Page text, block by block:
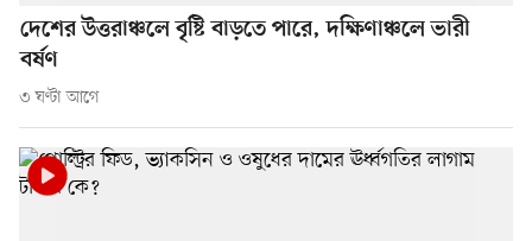
দেশের উত্তরাঞ্চলে বৃষ্টি বাড়তে পারে, দক্ষিণাঞ্চলে ভারী
বর্ষণ
৩ ঘণ্টা আগে